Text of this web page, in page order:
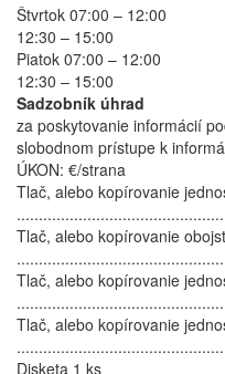
Štvrtok 07:00 – 12:00
12:30 – 15:00
Piatok 07:00 – 12:00
12:30 – 15:00
Sadzobník úhrad
za poskytovanie informácií
slobodnom prístupe k
ÚKON: €/strana
Tlač, alebo kopírovanie
Tlač, alebo kopírovanie
Tlač, alebo kopírovanie
Tlač, alebo kopírovanie
Disketa 1 ks